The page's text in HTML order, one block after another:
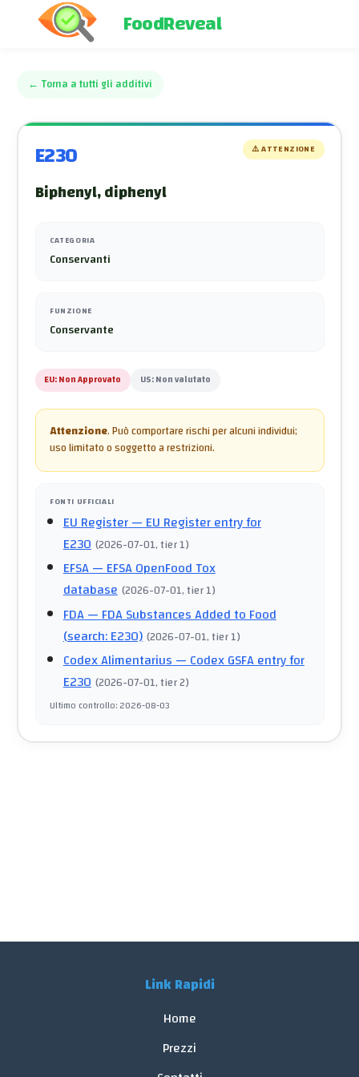
FoodReveal
← Torna a tutti gli additivi
E230 ⚠️ATTENZIONE
Biphenyl, diphenyl
CATEGORIA
Conservanti
FUNZIONE
Conservante
EU:Non Approvato US:Non valutato
Attenzione.Può comportare rischi per alcuni individui;
uso limitato o soggetto a restrizioni.
FONTI UFFICIALI
EU Register— EU Register entry for
E230 (2026-07-01, tier 1)
EFSA— EFSA OpenFood Tox
database (2026-07-01, tier 1)
FDA— FDA Substances Added to Food
(search: E230) (2026-07-01, tier 1)
Codex Alimentarius— Codex GSFA entry for
E230 (2026-07-01, tier 2)
Ultimo controllo:2026-08-03
Link Rapidi
Home
Prezzi